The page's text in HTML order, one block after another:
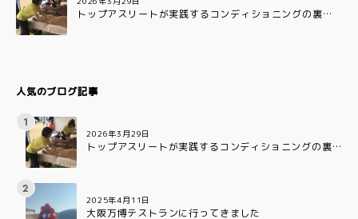
トップアスリートが実践するコンディショニングの裏側
人気のブログ記事
2026年3月29日
トップアスリートが実践するコンディショニングの裏
2025年4月11日
大阪万博テストランに行ってきました